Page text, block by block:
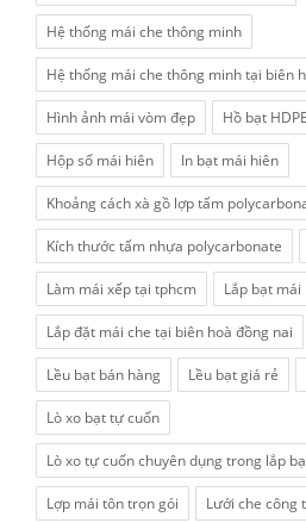
Hệ thống mái che thông minh
Hệ thống mái che thông minh tại biên
Hình ảnh mái vòm đẹp Hồ bạt HDPE
Hộp số mái hiên In bạt mái hiên
Khoảng cách xà gồ lợp tấm
Kích thước tấm nhựa polycarbonate
Làm mái xếp tại tphcm Lắp bạt
Lắp đặt mái che tại biên hoà đồng nai
Lều bạt bán hàng Lều bạt giá rẻ
Lò xo bạt tự cuốn
Lò xo tự cuốn chuyên dụng trong lắp
Lợp mái tôn trọn gói Lưới che công